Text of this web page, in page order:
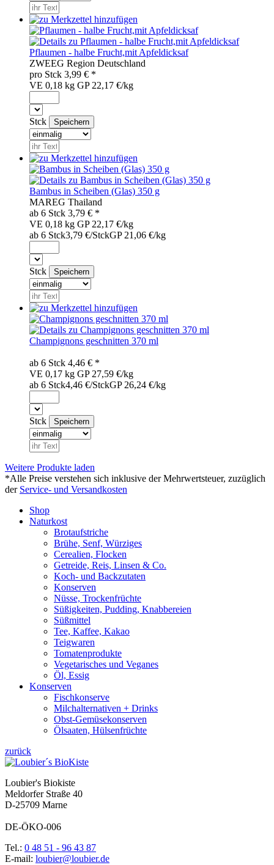
Pflaumen - halbe Frucht,mit Apfeldicksaf
ZWEEG Region Deutschland
pro Stck 3,99 € *
VE 0,18 kg GP 22,17 €/kg
Stck
Bambus in Scheiben (Glas) 350 g
MAREG Thailand
ab 6 Stck 3,79 € *
VE 0,18 kg GP 22,17 €/kg
ab 6 Stck3,79 €/StckGP 21,06 €/kg
Stck
Champignons geschnitten 370 ml
ab 6 Stck 4,46 € *
VE 0,17 kg GP 27,59 €/kg
ab 6 Stck4,46 €/StckGP 26,24 €/kg
Stck
Weitere Produkte laden
*Alle Preise verstehen sich inklusive der Mehrwertsteuer, zuzüglich
der Service- und Versandkosten
Shop
Naturkost
Brotaufstriche
Brühe, Senf, Würziges
Cerealien, Flocken
Getreide, Reis, Linsen & Co.
Koch- und Backzutaten
Konserven
Nüsse, Trockenfrüchte
Süßigkeiten, Pudding, Knabbereien
Süßmittel
Tee, Kaffee, Kakao
Teigwaren
Tomatenprodukte
Vegetarisches und Veganes
Öl, Essig
Konserven
Fischkonserve
Milchalternativen + Drinks
Obst-Gemüsekonserven
Ölsaaten, Hülsenfrüchte
zurück
Loubier's Biokiste
Meldorfer Straße 40
D-25709 Marne
DE-ÖKO-006
Tel.: 0 48 51 - 96 43 87
E-mail: loubier@loubier.de